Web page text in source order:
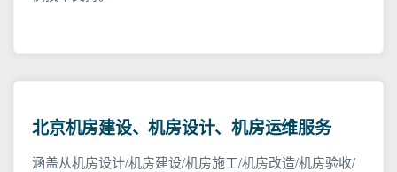
北京机房建设、机房设计、机房运维服务
涵盖从机房设计/机房建设/机房施工/机房改造/机房验收/